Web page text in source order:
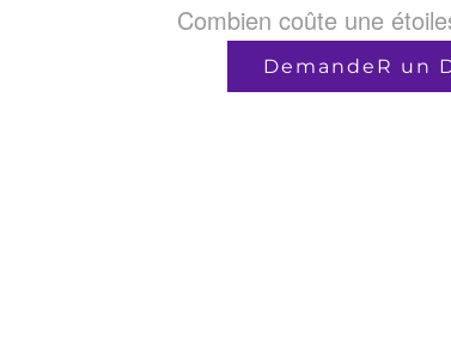
Combien coûte une
DemandeR un